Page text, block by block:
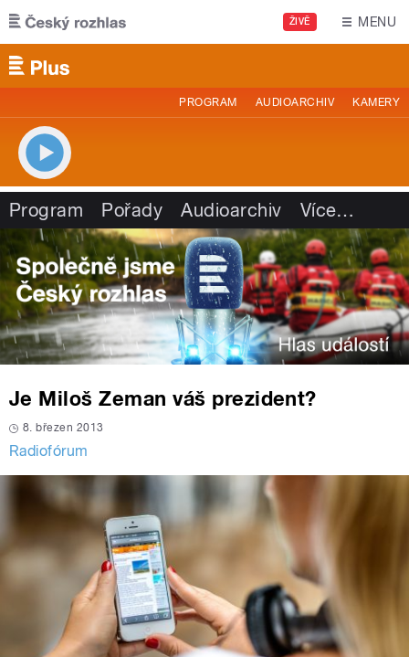
Přejít k hlavnímu obsahu
ŽIVĚ MENU
PROGRAM AUDIOARCHIV KAMERY
Program Pořady Audioarchiv Více…
Je Miloš Zeman váš prezident?
8. březen 2013
Radiofórum